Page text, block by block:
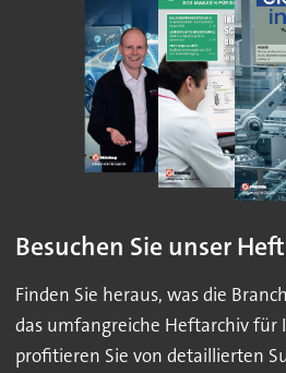
Besuchen Sie unser
Finden Sie heraus, was die
das umfangreiche Heftarchiv für
profitieren Sie von detaillierten